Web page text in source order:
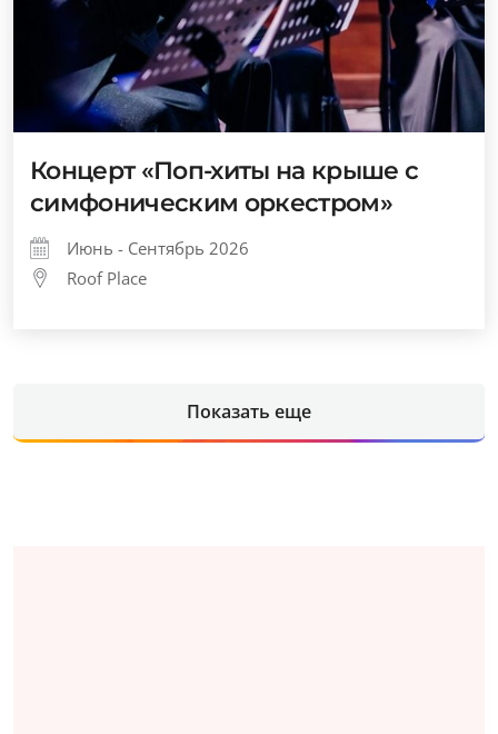
Концерт «Поп-хиты на крыше с
симфоническим оркестром»
Июнь - Сентябрь 2026
Roof Place
Показать еще